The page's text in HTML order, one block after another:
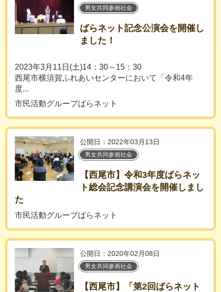
男女共同参画社会
ばらネット記念公演会を開催し
ました！
2023年3月11日(土)14：30～15：30
西尾市横須賀ふれあいセンターにおいて「令和4年
度...
市民活動グループばらネット
公開日：2022年03月13日
男女共同参画社会
【西尾市】令和3年度ばらネッ
ト総会記念講演会を開催しまし
た
市民活動グループばらネット
公開日：2020年02月08日
男女共同参画社会
【西尾市】「第2回ばらネット